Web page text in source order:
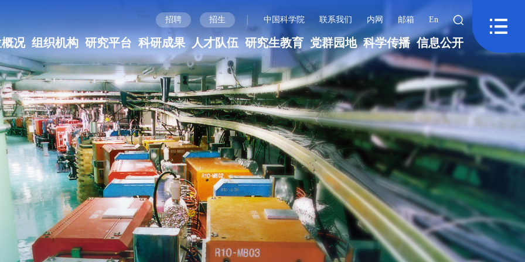
招聘 招生 | 中国科学院 联系我们 内网 邮箱 En
况 组织机构 研究平台 科研成果 人才队伍 研究生教育 党群园地 科学传播 信息公开